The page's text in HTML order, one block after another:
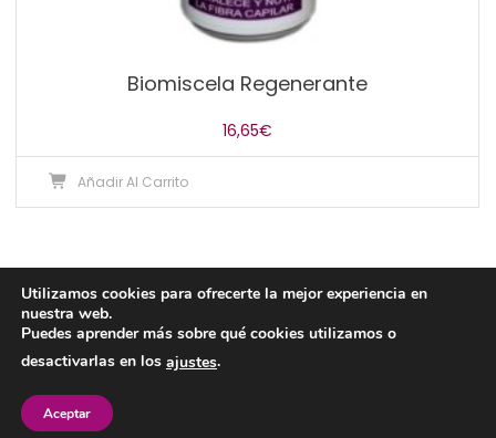
Biomiscela Regenerante
16,65€
Añadir Al Carrito
Envío
Términos y condiciones
Utilizamos cookies para ofrecerte la mejor experiencia en
nuestra web.
Puedes aprender más sobre qué cookies utilizamos o
desactivarlas en los ajustes.
Aceptar